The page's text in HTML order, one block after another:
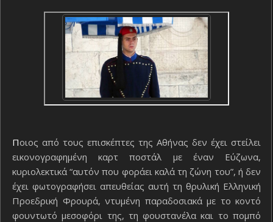
Ποιος από τους επισκέπτες της Αθήνας δεν έχει στείλει
εικονογραφημένη καρτ ποστάλ με έναν Εύζωνα,
κυριολεκτικά “αυτόν που φοράει καλά τη ζώνη του”, ή δεν
έχει φωτογραφήσει απευθείας αυτή τη θρυλική Ελληνική
Προεδρική Φρουρά, ντυμένη παραδοσιακά με το κοντό
φουντωτό μεσοφόρι της, τη φουστανέλα και το πομπό